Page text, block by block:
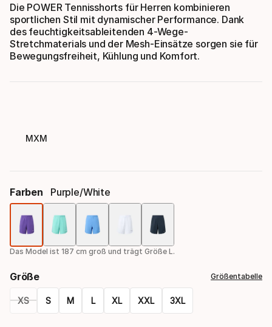
Die POWER Tennisshorts für Herren kombinieren
sportlichen Stil mit dynamischer Performance. Dank
des feuchtigkeitsableitenden 4-Wege-
Stretchmaterials und der Mesh-Einsätze sorgen sie für
Bewegungsfreiheit, Kühlung und Komfort.
MXM
Farben Purple/white
Das Model ist 187 cm groß und trägt Größe L.
Größe Größentabelle
XS S M L XL XXL 3XL